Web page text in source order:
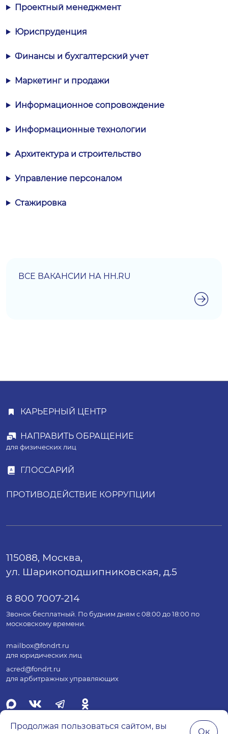
Проектный менеджмент
Юриспруденция
Финансы и бухгалтерский учет
Маркетинг и продажи
Информационное сопровождение
Информационные технологии
Архитектура и строительство
Управление персоналом
Стажировка
ВСЕ ВАКАНСИИ НА HH.RU
КАРЬЕРНЫЙ ЦЕНТР
НАПРАВИТЬ ОБРАЩЕНИЕ
для физических лиц
ГЛОССАРИЙ
ПРОТИВОДЕЙСТВИЕ КОРРУПЦИИ
115088, Москва,
ул. Шарикоподшипниковская, д.5
8 800 7007-214
Звонок бесплатный. По будним дням с 08:00 до 18:00 по
московскому времени.
mailbox@fondrt.ru
для юридических лиц
acred@fondrt.ru
для арбитражных управляющих
Продолжая пользоваться сайтом, вы
Ок